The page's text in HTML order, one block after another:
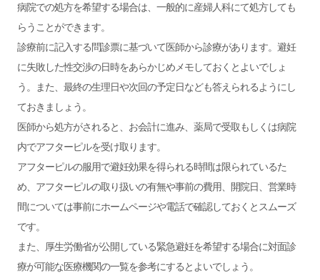
病院での処方を希望する場合は、一般的に産婦人科にて処方しても
らうことができます。
診療前に記入する問診票に基づいて医師から診療があります。避妊
に失敗した性交渉の日時をあらかじめメモしておくとよいでしょ
う。また、最終の生理日や次回の予定日なども答えられるようにし
ておきましょう。
医師から処方がされると、お会計に進み、薬局で受取もしくは病院
内でアフターピルを受け取ります。
アフターピルの服用で避妊効果を得られる時間は限られているた
め、アフターピルの取り扱いの有無や事前の費用、開院日、営業時
間については事前にホームページや電話で確認しておくとスムーズ
です。
また、厚生労働省が公開している緊急避妊を希望する場合に対面診
療が可能な医療機関の一覧を参考にするとよいでしょう。